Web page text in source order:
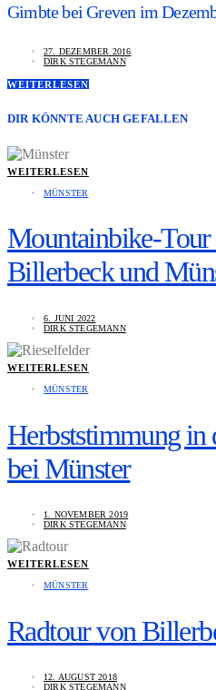
Gimbte bei Greven im
27. DEZEMBER 2016
DIRK STEGEMANN
WEITERLESEN
DIR KÖNNTE AUCH GEFALLEN
WEITERLESEN
MÜNSTER
Mountainbike-Tour
Billerbeck und
6. JUNI 2022
DIRK STEGEMANN
WEITERLESEN
MÜNSTER
Herbststimmung in
bei Münster
1. NOVEMBER 2019
DIRK STEGEMANN
WEITERLESEN
MÜNSTER
Radtour von
12. AUGUST 2018
DIRK STEGEMANN